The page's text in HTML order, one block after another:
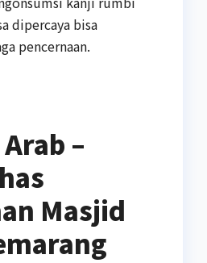
dipercaya bisa
pencernaan.
–
Masjid